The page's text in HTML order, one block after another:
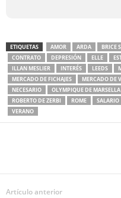
ETIQUETAS AMOR ARDA BRICE
CONTRATO
DEPRESIÓN ELLE
ILLAN MESLIER
INTERÉS LEEDS
MERCADO DE FICHAJES
MERCADO DE
NECESARIO
OLYMPIQUE DE MARSELLA
ROBERTO DE ZERBI
ROME SALARIO
VERANO
Artículo anterior